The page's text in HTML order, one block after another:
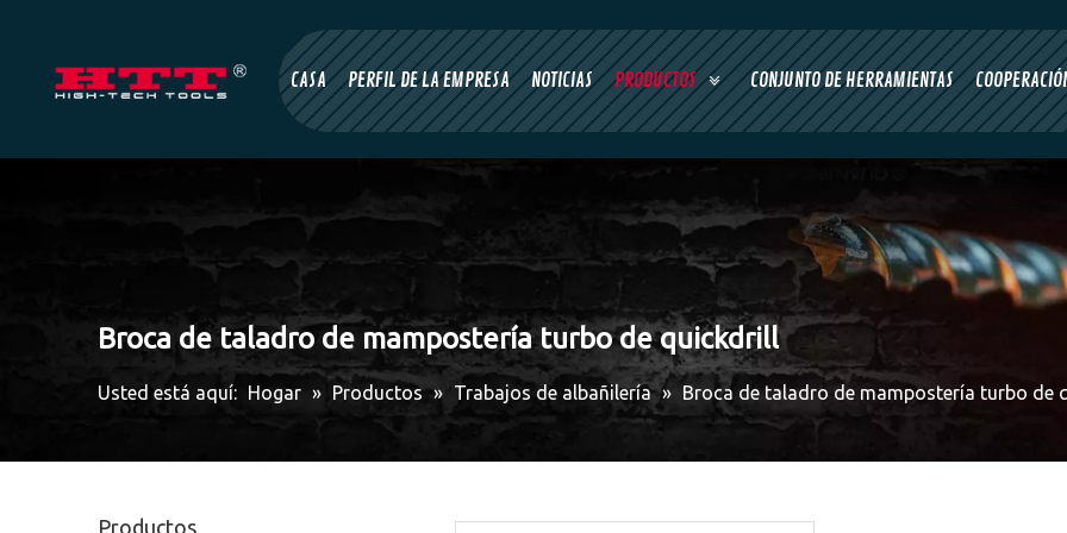
CASA PERFIL DE LA EMPRESA NOTICIAS PRODUCTOS CONJUNTO DE HERRAMIENTAS
Broca de taladro de mampostería turbo de quickdrill
Usted está aquí: Hogar » Productos » Trabajos de albañilería » Broca de taladro de mampostería turbo de
Productos